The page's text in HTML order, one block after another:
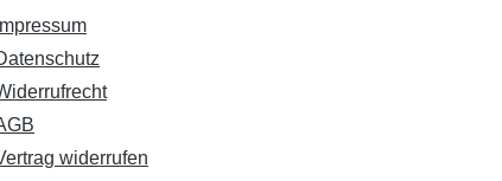
Impressum
widerrufen